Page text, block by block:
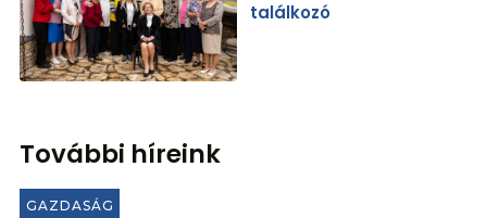
találkozó
További híreink
GAZDASÁG